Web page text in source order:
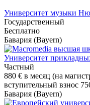
Университет музыки
Государственный
Бесплатно
Бавария (Bayern)
Университет
Частный
880 € в месяц (на
вступительный взнос
Бавария (Bayern)